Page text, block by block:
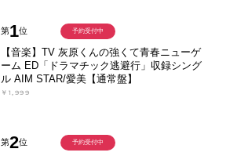
第1位
【音楽】TV 灰原くんの強くて青春ニューゲ
ーム ED「ドラマチック逃避行」収録シング
ル AIM STAR/愛美【通常盤】
￥1,999
予約受付中
第2位 予約受付中